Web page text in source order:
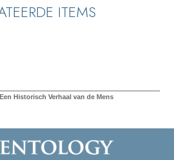
ITEMS
Historisch Verhaal van de Mens